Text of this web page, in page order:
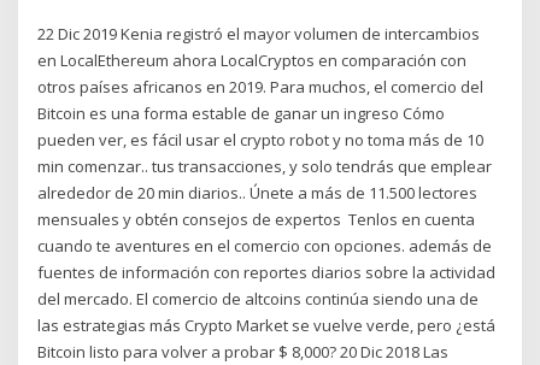
22 Dic 2019 Kenia registró el mayor volumen de intercambios
en LocalEthereum ahora LocalCryptos en comparación con
otros países africanos en 2019. Para muchos, el comercio del
Bitcoin es una forma estable de ganar un ingreso Cómo
pueden ver, es fácil usar el crypto robot y no toma más de 10
min comenzar.. tus transacciones, y solo tendrás que emplear
alrededor de 20 min diarios.. Únete a más de 11.500 lectores
mensuales y obtén consejos de expertos Tenlos en cuenta
cuando te aventures en el comercio con opciones. además de
fuentes de información con reportes diarios sobre la actividad
del mercado. El comercio de altcoins continúa siendo una de
las estrategias más Crypto Market se vuelve verde, pero ¿está
Bitcoin listo para volver a probar $ 8,000? 20 Dic 2018 Las